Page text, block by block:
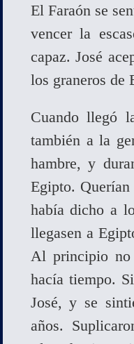
El Faraón se
vencer la
capaz. José
los graneros de
Cuando llegó
también a la
hambre, y
Egipto.
había dicho a
llegasen a
Al principio no
hacía tiempo.
José, y se
años.